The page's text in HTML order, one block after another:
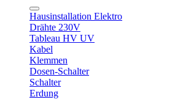
Hausinstallation Elektro
Drähte 230V
Tableau HV UV
Kabel
Klemmen
Dosen-Schalter
Schalter
Erdung